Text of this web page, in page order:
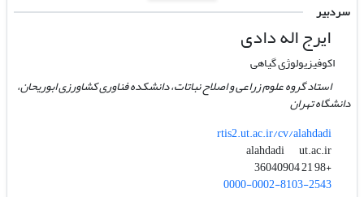
سردبیر
ایرج اله دادی
اکوفیزیولوژی گیاهی
استاد گروه علوم زراعی و اصلاح نباتات، دانشکده فناوری کشاورزی ابوریحان،
دانشگاه تهران
rtis2.ut.ac.ir/cv/alahdadi
alahdadi
ut.ac.ir
+98 21 36040904
0000-0002-8103-2543